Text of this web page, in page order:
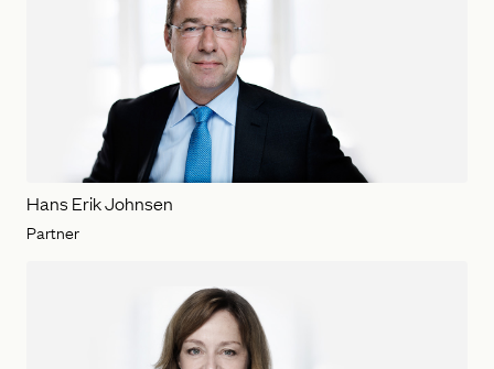
Hans Erik Johnsen
Partner